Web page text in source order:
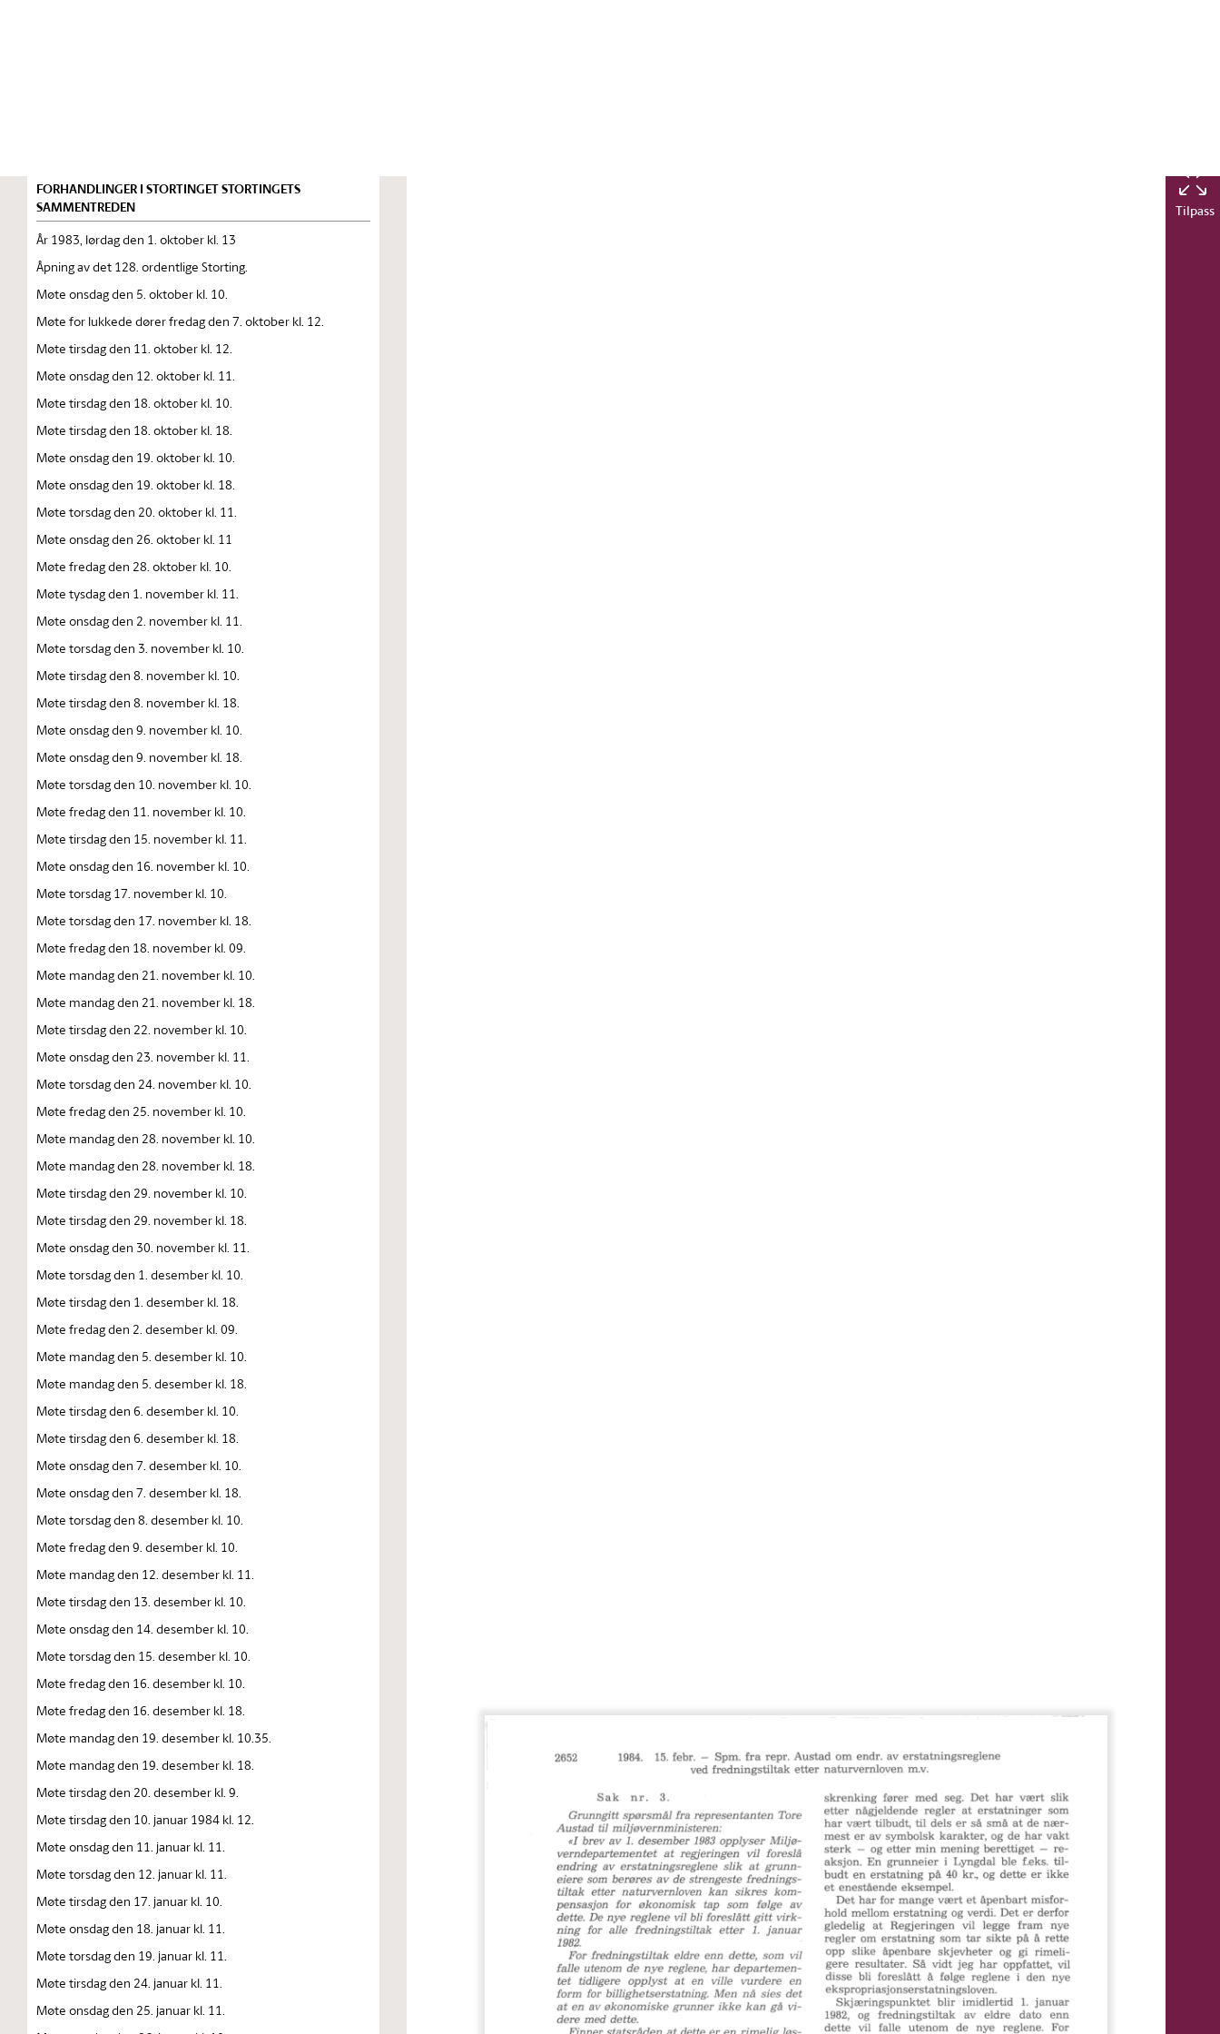
FORHANDLINGER I STORTINGET STORTINGETS
SAMMENTREDEN
År 1983, lørdag den 1. oktober kl. 13
Åpning av det 128. ordentlige Storting.
Møte onsdag den 5. oktober kl. 10.
Møte for lukkede dører fredag den 7. oktober kl. 12.
Møte tirsdag den 11. oktober kl. 12.
Møte onsdag den 12. oktober kl. 11.
Møte tirsdag den 18. oktober kl. 10.
Møte tirsdag den 18. oktober kl. 18.
Møte onsdag den 19. oktober kl. 10.
Møte onsdag den 19. oktober kl. 18.
Møte torsdag den 20. oktober kl. 11.
Møte onsdag den 26. oktober kl. 11
Møte fredag den 28. oktober kl. 10.
Møte tysdag den 1. november kl. 11.
Møte onsdag den 2. november kl. 11.
Møte torsdag den 3. november kl. 10.
Møte tirsdag den 8. november kl. 10.
Møte tirsdag den 8. november kl. 18.
Møte onsdag den 9. november kl. 10.
Møte onsdag den 9. november kl. 18.
Møte torsdag den 10. november kl. 10.
Møte fredag den 11. november kl. 10.
Møte tirsdag den 15. november kl. 11.
Møte onsdag den 16. november kl. 10.
Møte torsdag 17. november kl. 10.
Møte torsdag den 17. november kl. 18.
Møte fredag den 18. november kl. 09.
Møte mandag den 21. november kl. 10.
Møte mandag den 21. november kl. 18.
Møte tirsdag den 22. november kl. 10.
Møte onsdag den 23. november kl. 11.
Møte torsdag den 24. november kl. 10.
Møte fredag den 25. november kl. 10.
Møte mandag den 28. november kl. 10.
Møte mandag den 28. november kl. 18.
Møte tirsdag den 29. november kl. 10.
Møte tirsdag den 29. november kl. 18.
Møte onsdag den 30. november kl. 11.
Møte torsdag den 1. desember kl. 10.
Møte tirsdag den 1. desember kl. 18.
Møte fredag den 2. desember kl. 09.
Møte mandag den 5. desember kl. 10.
Møte mandag den 5. desember kl. 18.
Møte tirsdag den 6. desember kl. 10.
Møte tirsdag den 6. desember kl. 18.
Møte onsdag den 7. desember kl. 10.
Møte onsdag den 7. desember kl. 18.
Møte torsdag den 8. desember kl. 10.
Møte fredag den 9. desember kl. 10.
Møte mandag den 12. desember kl. 11.
Møte tirsdag den 13. desember kl. 10.
Møte onsdag den 14. desember kl. 10.
Møte torsdag den 15. desember kl. 10.
Møte fredag den 16. desember kl. 10.
Møte fredag den 16. desember kl. 18.
Møte mandag den 19. desember kl. 10.35.
Møte mandag den 19. desember kl. 18.
Møte tirsdag den 20. desember kl. 9.
Møte tirsdag den 10. januar 1984 kl. 12.
Møte onsdag den 11. januar kl. 11.
Møte torsdag den 12. januar kl. 11.
Møte tirsdag den 17. januar kl. 10.
Møte onsdag den 18. januar kl. 11.
Møte torsdag den 19. januar kl. 11.
Møte tirsdag den 24. januar kl. 11.
Møte onsdag den 25. januar kl. 11.